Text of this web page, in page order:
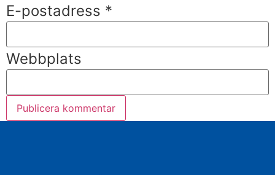
E-postadress *
Webbplats